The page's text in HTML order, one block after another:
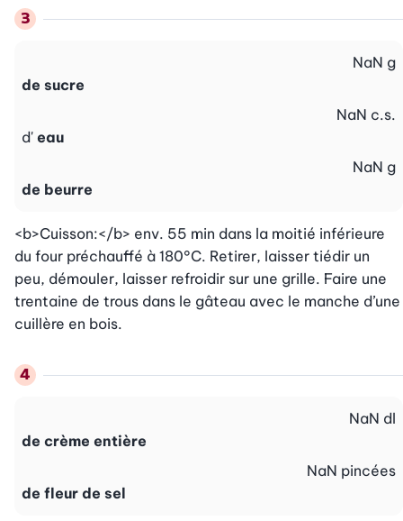
de sucre
NaN g
d' eau
NaN c.s.
de beurre
NaN g
<b>Cuisson:</b> env. 55 min dans la moitié inférieure
du four préchauffé à 180°C. Retirer, laisser tiédir un
peu, démouler, laisser refroidir sur une grille. Faire une
trentaine de trous dans le gâteau avec le manche d’une
cuillère en bois.
de crème entière
NaN dl
de fleur de sel
NaN pincées